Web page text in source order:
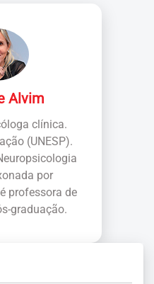
Alvim
clínica.
(UNESP).
por
professora de
graduação.